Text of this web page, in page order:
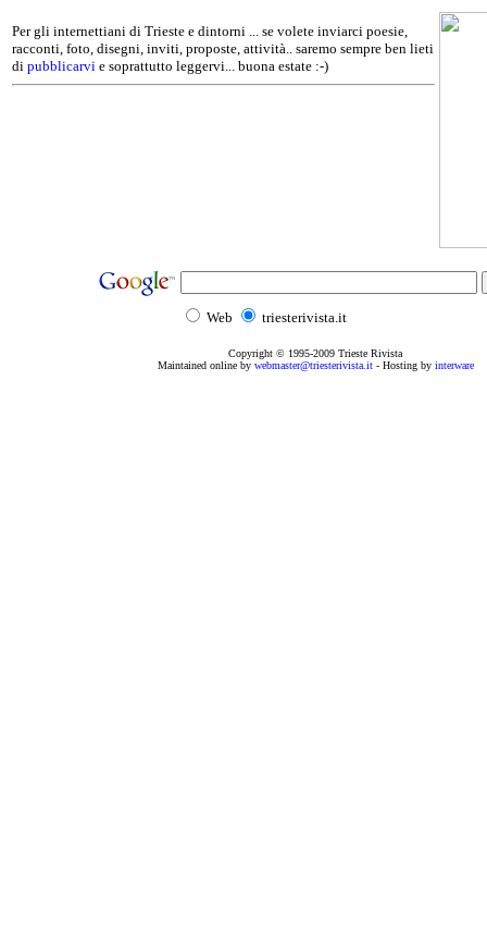
Per gli internettiani di Trieste e dintorni ... se volete inviarci poesie,
racconti, foto, disegni, inviti, proposte, attività.. saremo sempre ben lieti
di pubblicarvi e soprattutto leggervi... buona estate :-)
Web triesterivista.it
Copyright © 1995-2009 Trieste Rivista
Maintained online by webmaster@triesterivista.it- Hosting by interware